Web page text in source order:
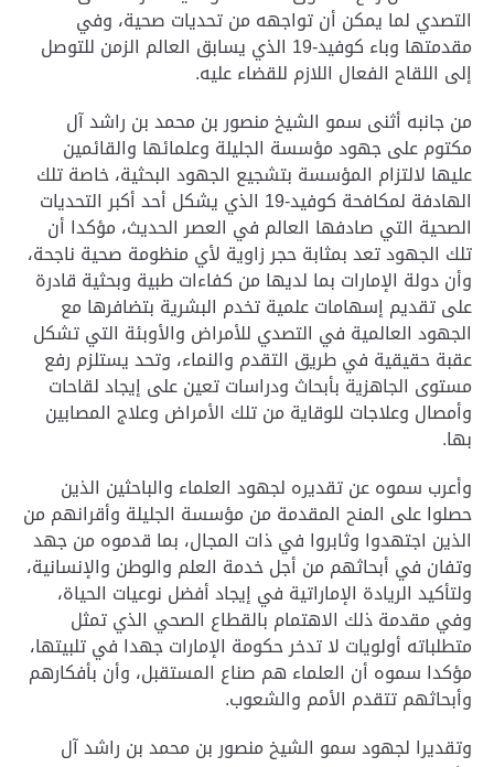
التصدي لما يمكن أن تواجهه من تحديات صحية، وفي
مقدمتها وباء كوفيد-19 الذي يسابق العالم الزمن للتوصل
إلى اللقاح الفعال اللازم للقضاء عليه.
من جانبه أثنى سمو الشيخ منصور بن محمد بن راشد آل
مكتوم على جهود مؤسسة الجليلة وعلمائها والقائمين
عليها لالتزام المؤسسة بتشجيع الجهود البحثية، خاصة تلك
الهادفة لمكافحة كوفيد-19 الذي يشكل أحد أكبر التحديات
الصحية التي صادفها العالم في العصر الحديث، مؤكدا أن
تلك الجهود تعد بمثابة حجر زاوية لأي منظومة صحية ناجحة،
وأن دولة الإمارات بما لديها من كفاءات طبية وبحثية قادرة
على تقديم إسهامات علمية تخدم البشرية بتضافرها مع
الجهود العالمية في التصدي للأمراض والأوبئة التي تشكل
عقبة حقيقية في طريق التقدم والنماء، وتحد يستلزم رفع
مستوى الجاهزية بأبحاث ودراسات تعين على إيجاد لقاحات
وأمصال وعلاجات للوقاية من تلك الأمراض وعلاج المصابين
بها.
وأعرب سموه عن تقديره لجهود العلماء والباحثين الذين
حصلوا على المنح المقدمة من مؤسسة الجليلة وأقرانهم من
الذين اجتهدوا وثابروا في ذات المجال، بما قدموه من جهد
وتفان في أبحاثهم من أجل خدمة العلم والوطن والإنسانية،
ولتأكيد الريادة الإماراتية في إيجاد أفضل نوعيات الحياة،
وفي مقدمة ذلك الاهتمام بالقطاع الصحي الذي تمثل
متطلباته أولويات لا تدخر حكومة الإمارات جهدا في تلبيتها،
مؤكدا سموه أن العلماء هم صناع المستقبل، وأن بأفكارهم
وأبحاثهم تتقدم الأمم والشعوب.
وتقديرا لجهود سمو الشيخ منصور بن محمد بن راشد آل